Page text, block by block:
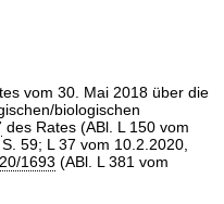
vom 30. Mai 2018 über die
biologischen
des Rates (ABl. L 150 vom
59; L 37 vom 10.2.2020,
1693 (ABl. L 381 vom